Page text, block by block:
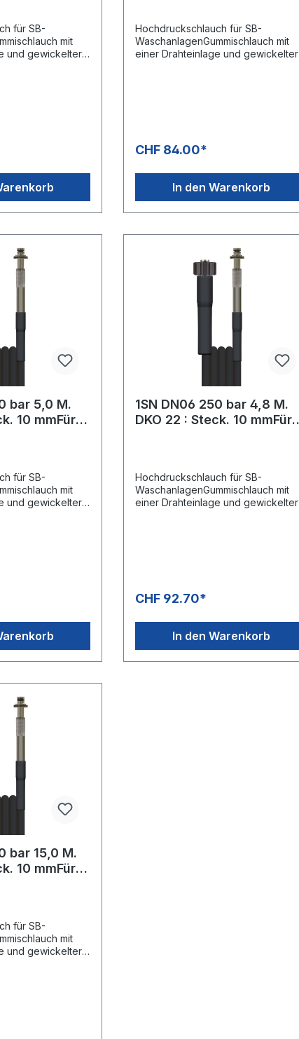
für SB-
mit
und gewickelter
Hochdruckschlauch für SB-
WaschanlagenGummischlauch mit
einer Drahteinlage und gewickelter
CHF 84.00*
In den Warenkorb
bar 5,0 M.
10 mmFür
für SB-
mit
und gewickelter
1SN DN06 250 bar 4,8 M.
DKO 22 : Steck. 10 mmFür
Hochdruckschlauch für SB-
WaschanlagenGummischlauch mit
einer Drahteinlage und gewickelter
CHF 92.70*
In den Warenkorb
bar 15,0 M.
10 mmFür
für SB-
mit
und gewickelter